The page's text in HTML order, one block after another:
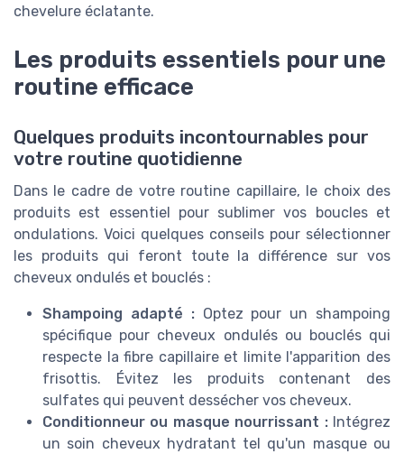
chevelure éclatante.
Les produits essentiels pour une
routine efficace
Quelques produits incontournables pour
votre routine quotidienne
Dans le cadre de votre routine capillaire, le choix des
produits est essentiel pour sublimer vos boucles et
ondulations. Voici quelques conseils pour sélectionner
les produits qui feront toute la différence sur vos
cheveux ondulés et bouclés :
Shampoing adapté :Optez pour un shampoing
spécifique pour cheveux ondulés ou bouclés qui
respecte la fibre capillaire et limite l'apparition des
frisottis. Évitez les produits contenant des
sulfates qui peuvent dessécher vos cheveux.
Conditionneur ou masque nourrissant :Intégrez
un soin cheveux hydratant tel qu'un masque ou